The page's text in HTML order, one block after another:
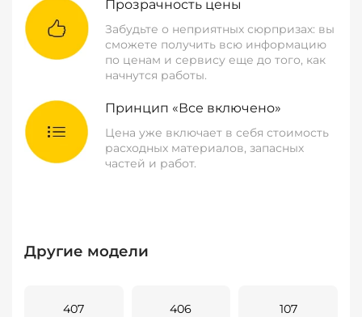
Прозрачность цены
Забудьте о неприятных сюрпризах: вы
сможете получить всю информацию
по ценам и сервису еще до того, как
начнутся работы.
Принцип «Все включено»
Цена уже включает в себя стоимость
расходных материалов, запасных
частей и работ.
Другие модели
407 406 107